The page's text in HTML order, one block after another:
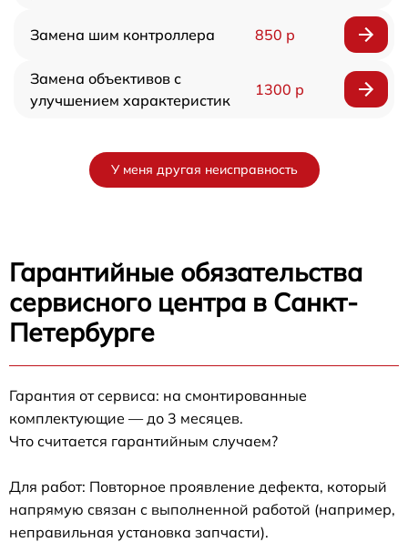
Замена шим контроллера 850 р
Замена объективов с
улучшением характеристик
1300 р
У меня другая неисправность
Гарантийные обязательства
сервисного центра в Санкт-
Петербурге
Гарантия от сервиса: на смонтированные
комплектующие — до 3 месяцев.
Что считается гарантийным случаем?
Для работ: Повторное проявление дефекта, который
напрямую связан с выполненной работой (например,
неправильная установка запчасти).